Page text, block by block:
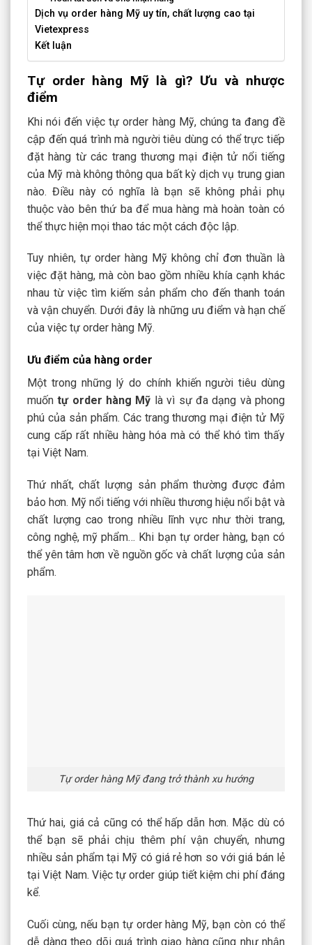
Dịch vụ order hàng Mỹ uy tín, chất lượng cao tại
Vietexpress
Kết luận
Tự order hàng Mỹ là gì? Ưu và nhược
điểm
Khi nói đến việc tự order hàng Mỹ, chúng ta đang đề
cập đến quá trình mà người tiêu dùng có thể trực tiếp
đặt hàng từ các trang thương mại điện tử nổi tiếng
của Mỹ mà không thông qua bất kỳ dịch vụ trung gian
nào. Điều này có nghĩa là bạn sẽ không phải phụ
thuộc vào bên thứ ba để mua hàng mà hoàn toàn có
thể thực hiện mọi thao tác một cách độc lập.
Tuy nhiên, tự order hàng Mỹ không chỉ đơn thuần là
việc đặt hàng, mà còn bao gồm nhiều khía cạnh khác
nhau từ việc tìm kiếm sản phẩm cho đến thanh toán
và vận chuyển. Dưới đây là những ưu điểm và hạn chế
của việc tự order hàng Mỹ.
Ưu điểm của hàng order
Một trong những lý do chính khiến người tiêu dùng
muốntự order hàng Mỹ là vì sự đa dạng và phong
phú của sản phẩm. Các trang thương mại điện tử Mỹ
cung cấp rất nhiều hàng hóa mà có thể khó tìm thấy
tại Việt Nam.
Thứ nhất, chất lượng sản phẩm thường được đảm
bảo hơn. Mỹ nổi tiếng với nhiều thương hiệu nổi bật và
chất lượng cao trong nhiều lĩnh vực như thời trang,
công nghệ, mỹ phẩm… Khi bạn tự order hàng, bạn có
thể yên tâm hơn về nguồn gốc và chất lượng của sản
phẩm.
Tự order hàng Mỹ đang trở thành xu hướng
Thứ hai, giá cả cũng có thể hấp dẫn hơn. Mặc dù có
thể bạn sẽ phải chịu thêm phí vận chuyển, nhưng
nhiều sản phẩm tại Mỹ có giá rẻ hơn so với giá bán lẻ
tại Việt Nam. Việc tự order giúp tiết kiệm chi phí đáng
kể.
Cuối cùng, nếu bạn tự order hàng Mỹ, bạn còn có thể
dễ dàng theo dõi quá trình giao hàng cũng như nhận